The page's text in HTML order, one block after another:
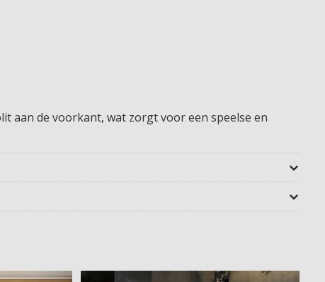
aan de voorkant, wat zorgt voor een speelse en